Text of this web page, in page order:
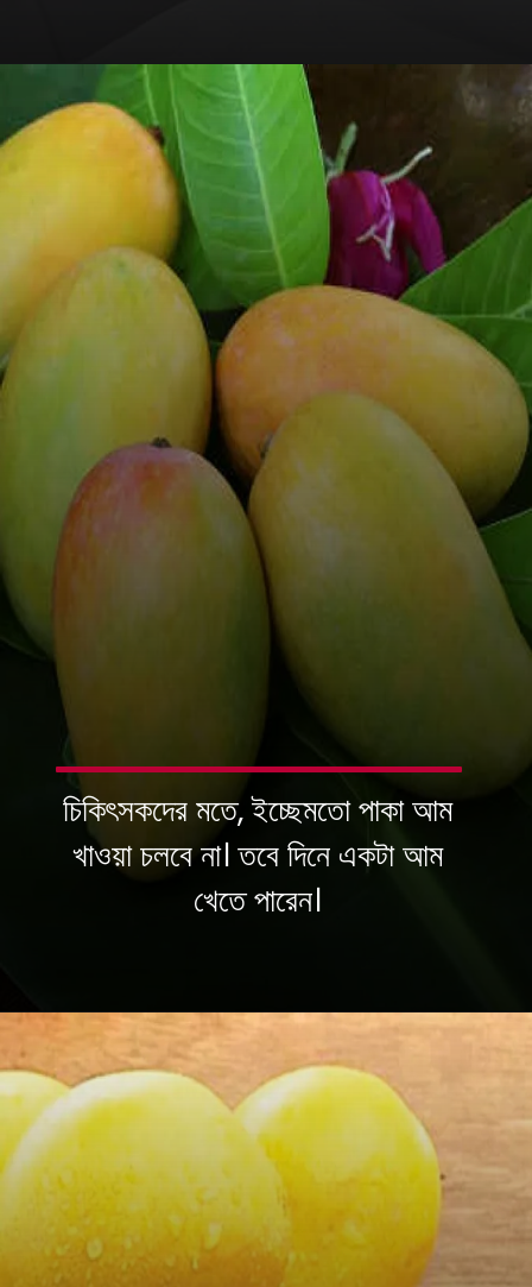
চিকিৎসকদের মতে, ইচ্ছেমতো পাকা আম
খাওয়া চলবে না। তবে দিনে একটা আম
খেতে পারেন।